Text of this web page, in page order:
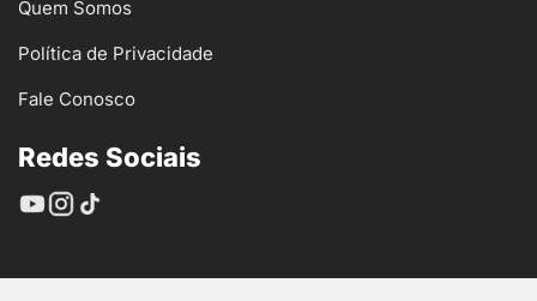
Quem Somos
Política de Privacidade
Fale Conosco
Redes Sociais